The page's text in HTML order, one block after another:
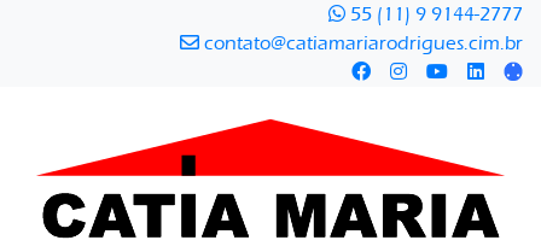
55 (11) 9 9144-2777
contato@catiamariarodrigues.cim.br